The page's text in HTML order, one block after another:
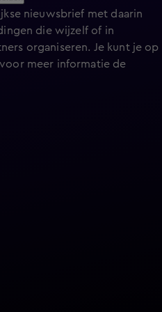
nieuwsbrief met daarin
die wijzelf of in
organiseren. Je kunt je op
meer informatie de